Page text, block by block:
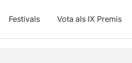
Festivals Vota als IX Premis